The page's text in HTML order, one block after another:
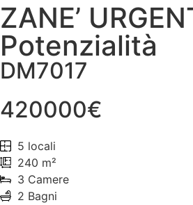
ZANE’
Potenzialità
DM7017
420000€
5 locali
240 m²
3 Camere
2 Bagni